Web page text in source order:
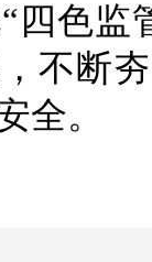
四色监
不断
全。